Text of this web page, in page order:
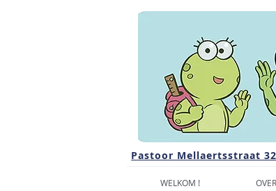
Pastoor Mellaertsstraat
WELKOM !